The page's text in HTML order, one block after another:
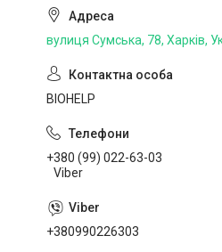
вулиця Сумська, 78, Харків,
BIOHELP
+380 (99) 022-63-03
Viber
+380990226303